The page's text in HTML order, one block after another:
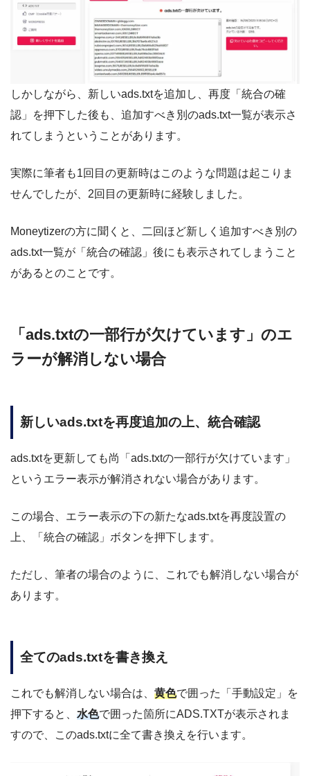
しかしながら、新しいads.txtを追加し、再度「統合の確
認」を押下した後も、追加すべき別のads.txt一覧が表示さ
れてしまうということがあります。
実際に筆者も1回目の更新時はこのような問題は起こりま
せんでしたが、2回目の更新時に経験しました。
Moneytizerの方に聞くと、二回ほど新しく追加すべき別の
ads.txt一覧が「統合の確認」後にも表示されてしまうこと
があるとのことです。
「ads.txtの一部行が欠けています」のエ
ラーが解消しない場合
新しいads.txtを再度追加の上、統合確認
ads.txtを更新しても尚「ads.txtの一部行が欠けています」
というエラー表示が解消されない場合があります。
この場合、エラー表示の下の新たなads.txtを再度設置の
上、「統合の確認」ボタンを押下します。
ただし、筆者の場合のように、これでも解消しない場合が
あります。
全てのads.txtを書き換え
これでも解消しない場合は、 黄色で囲った「手動設定」を
押下すると、 水色で囲った箇所にADS.TXTが表示されま
すので、このads.txtに全て書き換えを行います。